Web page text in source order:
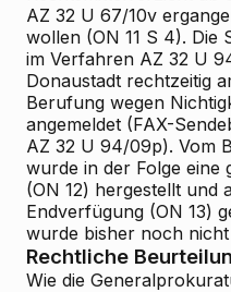
AZ 32 U 67/10v
wollen (ON 11 S 4). Die
im Verfahren AZ 32 U
Donaustadt rechtzeitig
Berufung wegen
angemeldet (FAX-
AZ 32 U 94/09p). Vom
wurde in der Folge eine
(ON 12) hergestellt und
Endverfügung (ON 13)
wurde bisher noch nicht
Rechtliche
Wie die